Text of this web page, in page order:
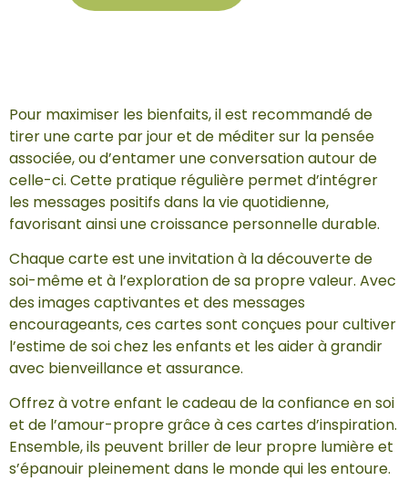
Pour maximiser les bienfaits, il est recommandé de
tirer une carte par jour et de méditer sur la pensée
associée, ou d’entamer une conversation autour de
celle-ci. Cette pratique régulière permet d’intégrer
les messages positifs dans la vie quotidienne,
favorisant ainsi une croissance personnelle durable.
Chaque carte est une invitation à la découverte de
soi-même et à l’exploration de sa propre valeur. Avec
des images captivantes et des messages
encourageants, ces cartes sont conçues pour cultiver
l’estime de soi chez les enfants et les aider à grandir
avec bienveillance et assurance.
Offrez à votre enfant le cadeau de la confiance en soi
et de l’amour-propre grâce à ces cartes d’inspiration.
Ensemble, ils peuvent briller de leur propre lumière et
s’épanouir pleinement dans le monde qui les entoure.